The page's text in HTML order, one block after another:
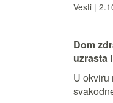
Vesti |
Dom
uzrasta
U okviru